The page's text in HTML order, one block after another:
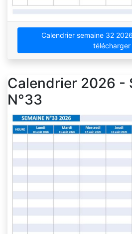
Calendrier semaine 32
télécharger
Calendrier 2026 -
N°33